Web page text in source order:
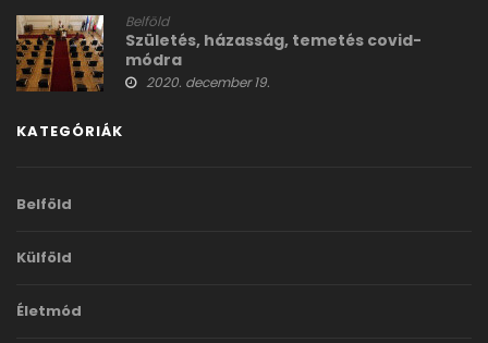
Belföld
Születés, házasság, temetés covid-
módra
2020. december 19.
KATEGÓRIÁK
Belföld
Külföld
Életmód